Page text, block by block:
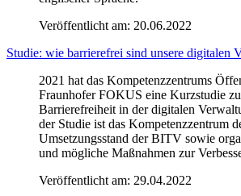
Veröffentlicht am: 20.06.2022
Studie: wie barrierefrei sind unsere digitalen
2021 hat das Kompetenzzentrums
Fraunhofer FOKUS eine Kurzstudie
Barrierefreiheit in der digitalen
der Studie ist das Kompetenzzentrum
Umsetzungsstand der BITV sowie
und mögliche Maßnahmen zur
Veröffentlicht am: 29.04.2022